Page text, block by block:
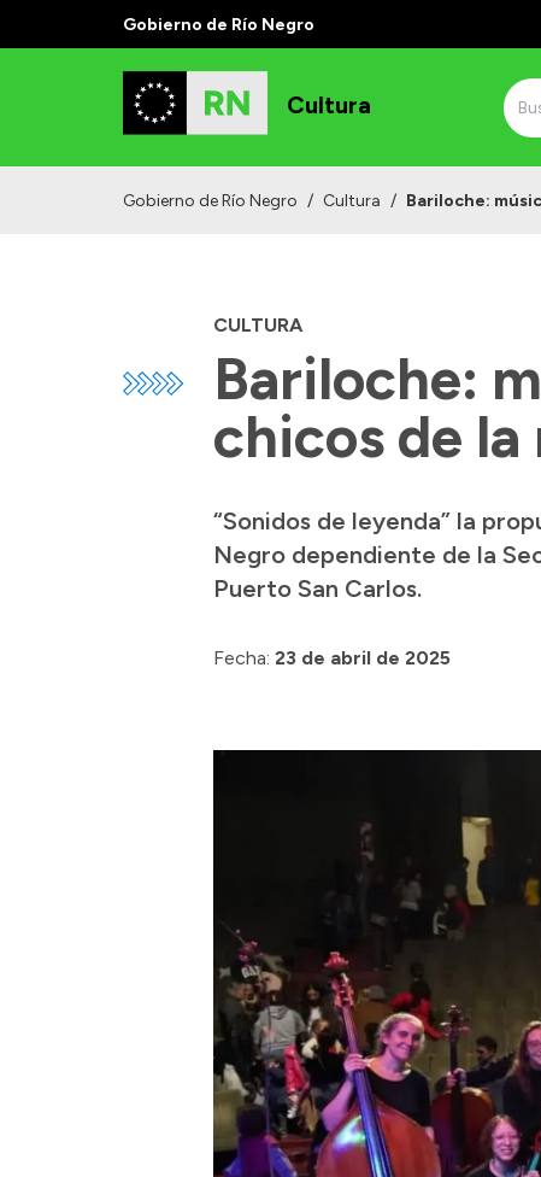
Gobierno de Río Negro
Cultura
Gobierno de Río Negro / Cultura / Bariloche:
CULTURA
Bariloche:
chicos de la
“Sonidos de leyenda” la
Negro dependiente de la
Puerto San Carlos.
Fecha: 23 de abril de 2025